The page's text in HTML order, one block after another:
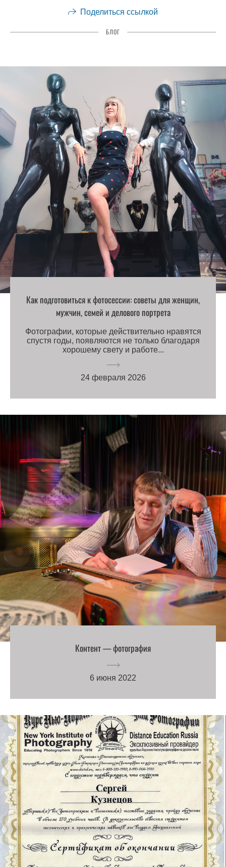
Поделиться ссылкой
БЛОГ
Как подготовиться к фотосессии: советы для женщин,
мужчин, семей и делового портрета
Фотографии, которые действительно нравятся
спустя годы, появляются не только благодаря
хорошему свету и работе...
24 февраля 2026
Контент — фотография
6 июня 2022